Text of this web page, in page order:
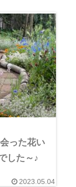
った花い
した～♪
2023.05.04